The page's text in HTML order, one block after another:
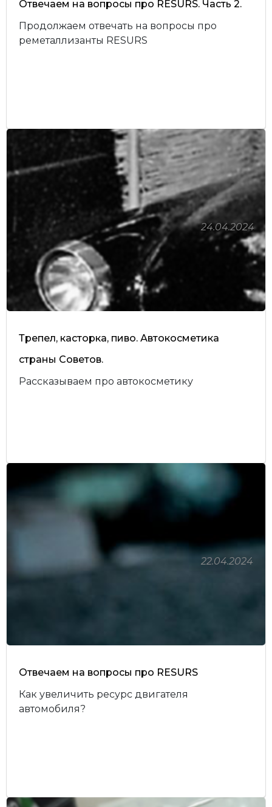
Отвечаем на вопросы про RESURS. Часть 2.
Продолжаем отвечать на вопросы про
реметаллизанты RESURS
Трепел, касторка, пиво. Автокосметика
страны Советов.
Рассказываем про автокосметику
24.04.2024
Отвечаем на вопросы про RESURS
Как увеличить ресурс двигателя
автомобиля?
22.04.2024